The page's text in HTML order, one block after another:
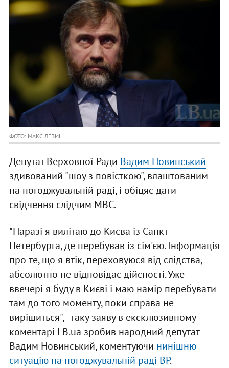
ФОТО: МАКС ЛЕВИН
Депутат Верховної Ради Вадим Новинський
здивований "шоу з повісткою", влаштованим
на погоджувальній раді, і обіцяє дати
свідчення слідчим МВС.
"Наразі я вилітаю до Києва із Санкт-
Петербурга, де перебував із сім'єю. Інформація
про те, що я втік, переховуюся від слідства,
абсолютно не відповідає дійсності. Уже
ввечері я буду в Києві і маю намір перебувати
там до того моменту, поки справа не
вирішиться", - таку заяву в ексклюзивному
коментарі LB.ua зробив народний депутат
Вадим Новинський, коментуючи нинішню
ситуацію на погоджувальній раді ВР.